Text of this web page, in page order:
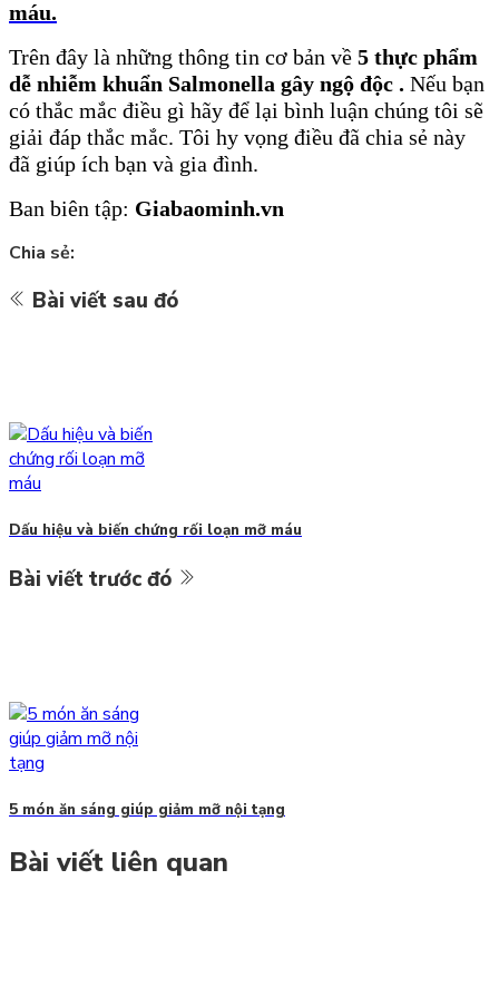
máu.
Trên đây là những thông tin cơ bản về 5 thực phẩm
dễ nhiễm khuẩn Salmonella gây ngộ độc . Nếu bạn
có thắc mắc điều gì hãy để lại bình luận chúng tôi sẽ
giải đáp thắc mắc. Tôi hy vọng điều đã chia sẻ này
đã giúp ích bạn và gia đình.
Ban biên tập: Giabaominh.vn
Chia sẻ:
Bài viết sau đó
Dấu hiệu và biến chứng rối loạn mỡ máu
Bài viết trước đó
5 món ăn sáng giúp giảm mỡ nội tạng
Bài viết liên quan